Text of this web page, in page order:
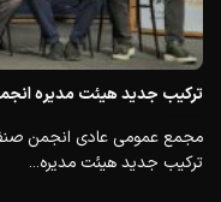
ترکیب جدید هیئت مدیره
مجمع عمومی عادی انجمن
ترکیب جدید هیئت مدیره...